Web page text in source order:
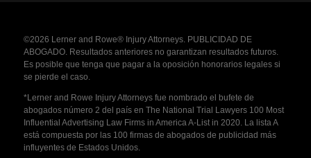
©2026 Lerner and Rowe® Injury Attorneys. PUBLICIDAD DE
ABOGADO. Resultados anteriores no garantizan resultados futuros.
Es posible que tenga que pagar a la oposición honorarios legales si
se pierde el caso.
*Lerner and Rowe Injury Attorneys fue nombrado el bufete de
abogados número 2 del país en The National Trial Lawyers 100 Most
Influential Advertising Law Firms in America A-List in 2020. La lista A
está compuesta por las 100 firmas de abogados de publicidad más
influyentes de Estados Unidos.